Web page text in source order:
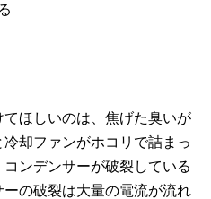
てほしいのは、焦げた臭いが
却ファンがホコリで詰まっ
ンデンサーが破裂している
の破裂は大量の電流が流れ